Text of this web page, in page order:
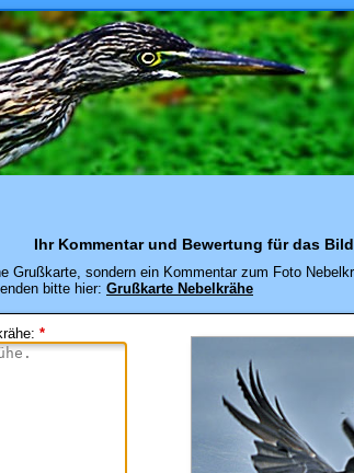
Ihr Kommentar und Bewertung für das
Grußkarte, sondern ein Kommentar zum Foto
bitte hier: Grußkarte Nebelkrähe
: *